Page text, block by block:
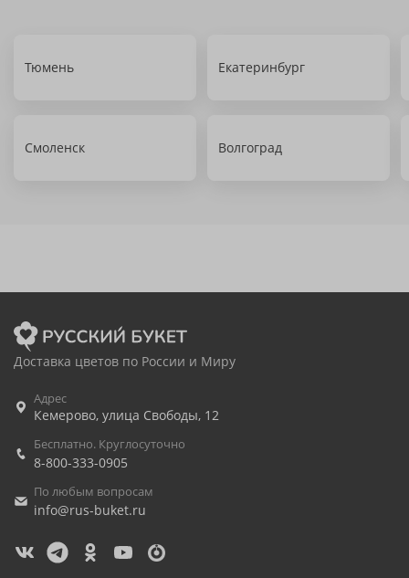
Тюмень Екатеринбург
Смоленск Волгоград
Доставка цветов по России и Миру
Адрес
Кемерово, улица Свободы, 12
Бесплатно. Круглосуточно
8-800-333-0905
По любым вопросам
info@rus-buket.ru